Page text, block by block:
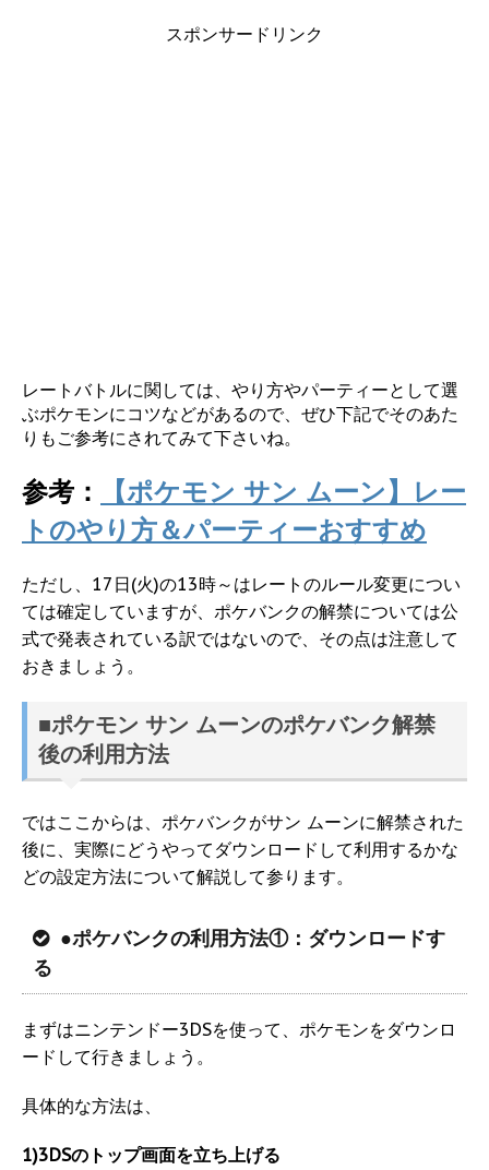
スポンサードリンク
レートバトルに関しては、やり方やパーティーとして選
ぶポケモンにコツなどがあるので、ぜひ下記でそのあた
りもご参考にされてみて下さいね。
参考：
【ポケモン サン ムーン】レー
トのやり方＆パーティーおすすめ
ただし、17日(火)の13時～はレートのルール変更につい
ては確定していますが、ポケバンクの解禁については公
式で発表されている訳ではないので、その点は注意して
おきましょう。
■ポケモン サン ムーンのポケバンク解禁
後の利用方法
ではここからは、ポケバンクがサン ムーンに解禁された
後に、実際にどうやってダウンロードして利用するかな
どの設定方法について解説して参ります。
●ポケバンクの利用方法①：ダウンロードす
る
まずはニンテンドー3DSを使って、ポケモンをダウンロ
ードして行きましょう。
具体的な方法は、
1)3DSのトップ画面を立ち上げる